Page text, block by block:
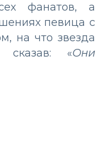
фанатов, а
певица с
на что звезда
сказав: «Они